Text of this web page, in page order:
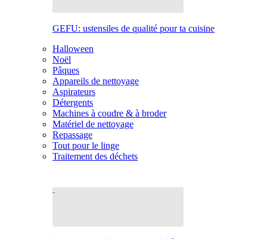
GEFU: ustensiles de qualité pour ta cuisine
Halloween
Noël
Pâques
Appareils de nettoyage
Aspirateurs
Détergents
Machines à coudre & à broder
Matériel de nettoyage
Repassage
Tout pour le linge
Traitement des déchets